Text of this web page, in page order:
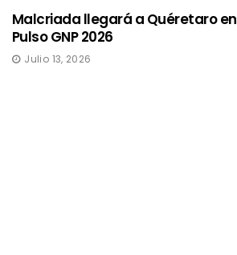
Malcriada llegará a Quéretaro en
Pulso GNP 2026
Julio 13, 2026